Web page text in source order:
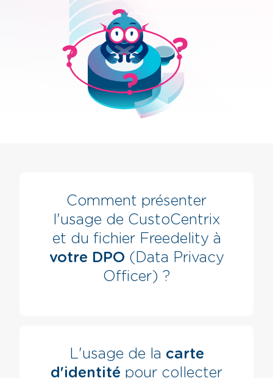
Comment présenter
l'usage de CustoCentrix
et du fichier Freedelity à
votre DPO (Data Privacy
Officer) ?
L'usage de la carte
d'identité pour collecter